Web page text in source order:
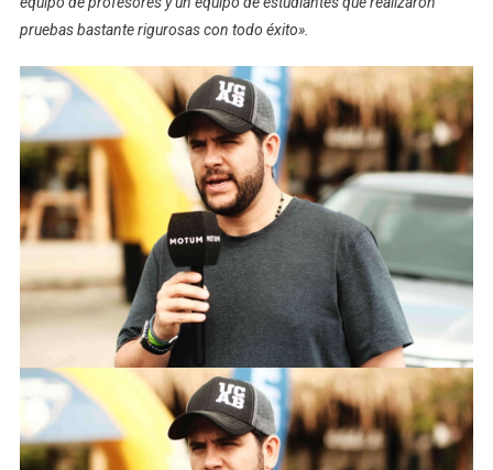
pruebas bastante rigurosas con todo éxito».